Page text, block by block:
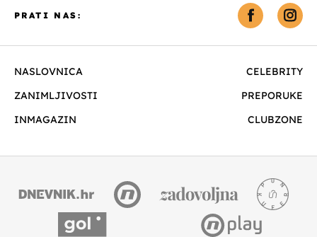
NASLOVNICA
CELEBRITY
ZANIMLJIVOSTI
PREPORUKE
INMAGAZIN
CLUBZONE
PRATI NAS: